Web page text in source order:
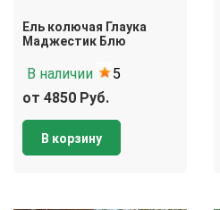
Ель колючая Глаука
Маджестик Блю
В наличии
5
от 4850 Руб.
В корзину